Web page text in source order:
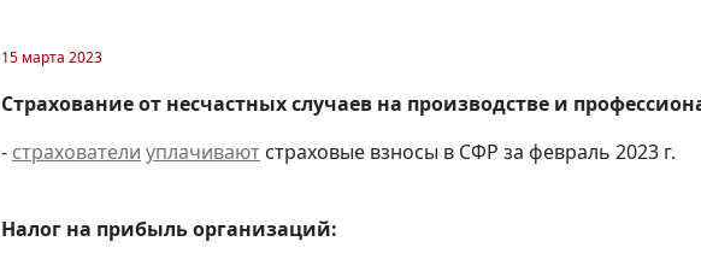
15 марта 2023
Страхование от несчастных случаев на производстве и
- страхователи уплачивают страховые взносы в СФР за февраль 2023 г.
Налог на прибыль организаций: